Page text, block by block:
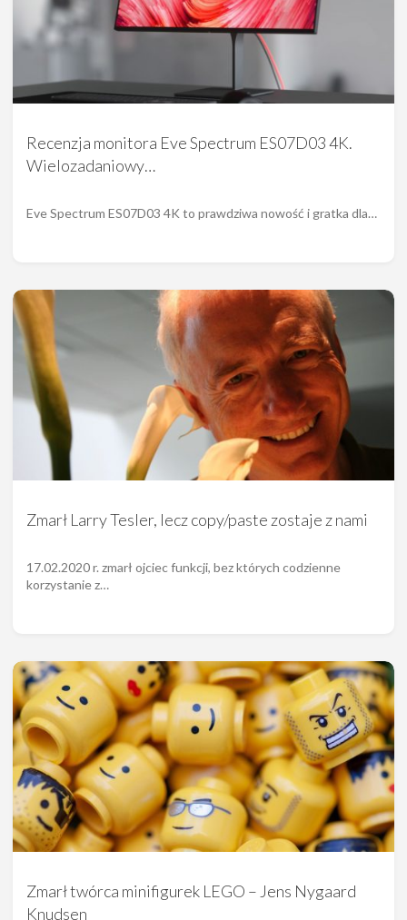
Recenzja monitora Eve Spectrum ES07D03 4K.
Wielozadaniowy…
Eve Spectrum ES07D03 4K to prawdziwa nowość i gratka dla…
Zmarł Larry Tesler, lecz copy/paste zostaje z nami
17.02.2020 r. zmarł ojciec funkcji, bez których codzienne
korzystanie z…
Zmarł twórca minifigurek LEGO – Jens Nygaard
Knudsen